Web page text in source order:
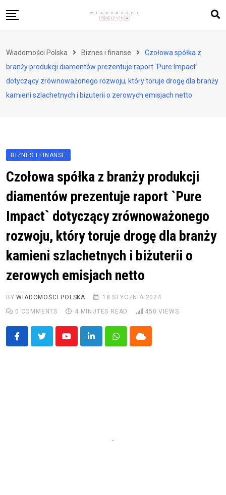
to
Zdrowie i styl życia
Polityka i społeczeństwo
Nauka i technologie
Wiadomości Polska Biznes i finanse
Czołowa spółka z
branży produkcji diamentów prezentuje raport `Pure Impact`
dotyczący zrównoważonego rozwoju, który toruje drogę dla branży
kamieni szlachetnych i biżuterii o zerowych emisjach netto
BIZNES I FINANSE
Czołowa spółka z branży produkcji
diamentów prezentuje raport `Pure
Impact` dotyczący zrównoważonego
rozwoju, który toruje drogę dla branży
kamieni szlachetnych i biżuterii o
zerowych emisjach netto
BYWIADOMOŚCI POLSKA
18 STYCZNIA 2024
0 COMMENTS 4 MINUTES READ 450 VIEWS
YoutubeLinkedInWhatsappCloud